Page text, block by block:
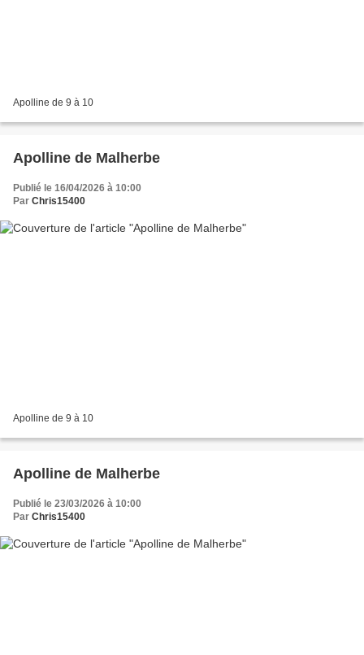
Apolline de 9 à 10
Apolline de Malherbe
Publié le 16/04/2026 à 10:00
Par Chris15400
Apolline de 9 à 10
Apolline de Malherbe
Publié le 23/03/2026 à 10:00
Par Chris15400